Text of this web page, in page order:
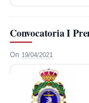
Convocatoria I
On 19/04/2021